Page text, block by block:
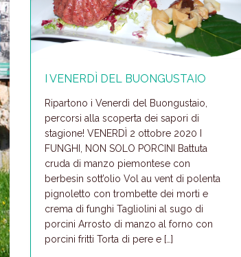
I VENERDÌ DEL BUONGUSTAIO
Ripartono i Venerdì del Buongustaio,
percorsi alla scoperta dei sapori di
stagione! VENERDÌ 2 ottobre 2020 I
FUNGHI, NON SOLO PORCINI Battuta
cruda di manzo piemontese con
berbesin sott’olio Vol au vent di polenta
pignoletto con trombette dei morti e
crema di funghi Tagliolini al sugo di
porcini Arrosto di manzo al forno con
porcini fritti Torta di pere e […]